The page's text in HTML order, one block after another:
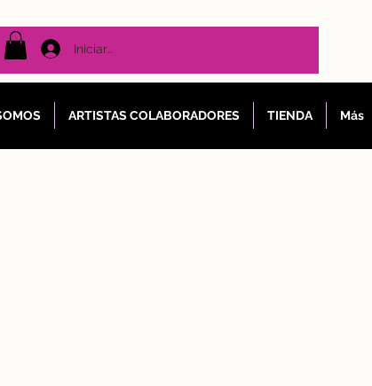
Iniciar sesión
ARTISTAS COLABORADORES TIENDA Más